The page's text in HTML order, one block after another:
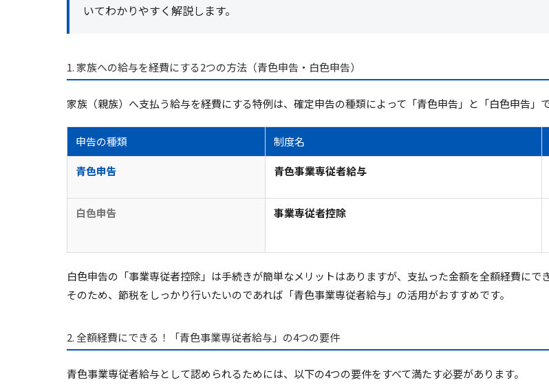
いてわかりやすく解説します。
1. 家族への給与を経費にする2つの方法（青色申告・白色申告）
家族（親族）へ支払う給与を経費にする特例は、確定申告の種類によって「青色申告」と「白色申告」
申告の種類 制度名
青色申告 青色事業専従者給与
白色申告 事業専従者控除
白色申告の「事業専従者控除」は手続きが簡単なメリットはありますが、支払った金額を全額経費にで
そのため、節税をしっかり行いたいのであれば 「青色事業専従者給与」の活用がおすすめです。
2. 全額経費にできる！「青色事業専従者給与」の4つの要件
青色事業専従者給与として認められるためには、以下の4つの要件をすべて満たす必要があります。